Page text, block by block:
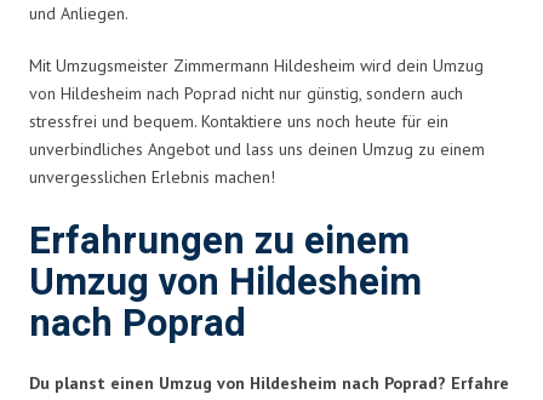
und Anliegen.
Mit Umzugsmeister Zimmermann Hildesheim wird dein Umzug
von Hildesheim nach Poprad nicht nur günstig, sondern auch
stressfrei und bequem. Kontaktiere uns noch heute für ein
unverbindliches Angebot und lass uns deinen Umzug zu einem
unvergesslichen Erlebnis machen!
Erfahrungen zu einem
Umzug von Hildesheim
nach Poprad
Du planst einen Umzug von Hildesheim nach Poprad? Erfahre